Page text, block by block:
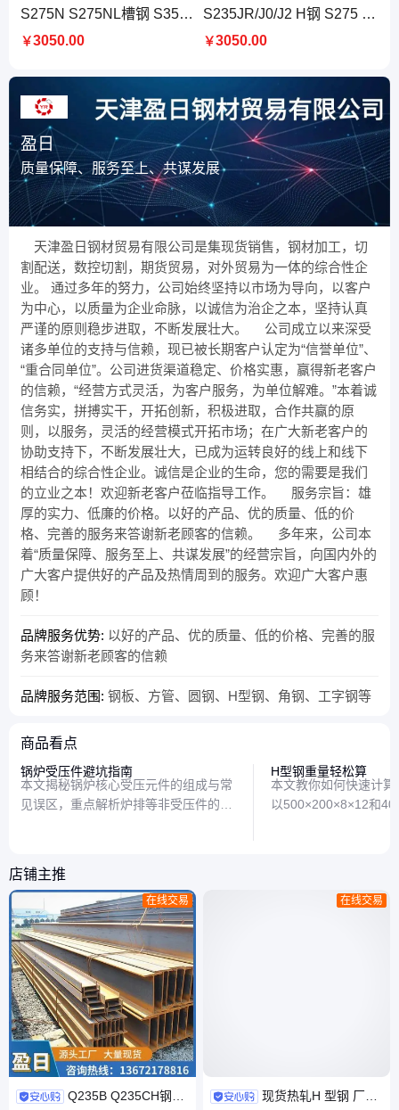
S275N S275NL槽钢 S355N/NL C型钢 镀锌的 不易变形 发货快速
￥3050.00
S235JR/J0/J2 H钢 S275 S355JR/J0/J2 h型钢 S450J0 型材厂仓
￥3050.00
盈日
质量保障、服务至上、共谋发展
天津盈日钢材贸易有限公司是集现货销售，钢材加工，切
割配送，数控切割，期货贸易，对外贸易为一体的综合性企
业。 通过多年的努力，公司始终坚持以市场为导向，以客户
为中心，以质量为企业命脉，以诚信为治企之本，坚持认真
严谨的原则稳步进取，不断发展壮大。 公司成立以来深受
诸多单位的支持与信赖，现已被长期客户认定为“信誉单位”、
“重合同单位”。公司进货渠道稳定、价格实惠，赢得新老客户
的信赖，“经营方式灵活，为客户服务，为单位解难。”本着诚
信务实，拼搏实干，开拓创新，积极进取，合作共赢的原
则，以服务，灵活的经营模式开拓市场；在广大新老客户的
协助支持下，不断发展壮大，已成为运转良好的线上和线下
相结合的综合性企业。诚信是企业的生命，您的需要是我们
的立业之本！欢迎新老客户莅临指导工作。 服务宗旨：雄
厚的实力、低廉的价格。以好的产品、优的质量、低的价
格、完善的服务来答谢新老顾客的信赖。 多年来，公司本
着“质量保障、服务至上、共谋发展”的经营宗旨，向国内外的
广大客户提供好的产品及热情周到的服务。欢迎广大客户惠
顾！
品牌服务优势: 以好的产品、优的质量、低的价格、完善的服
务来答谢新老顾客的信赖
品牌服务范围: 钢板、方管、圆钢、H型钢、角钢、工字钢等
商品看点
锅炉受压件避坑指南
本文揭秘锅炉核心受压元件的组成与常
见误区，重点解析炉排等非受压件的功
H型钢重量轻松算
本文教你如何快速计
以500×200×8×12和
店铺主推
在线交易
Q235B Q235CH钢
在线交易
现货热轧H 型钢 厂房